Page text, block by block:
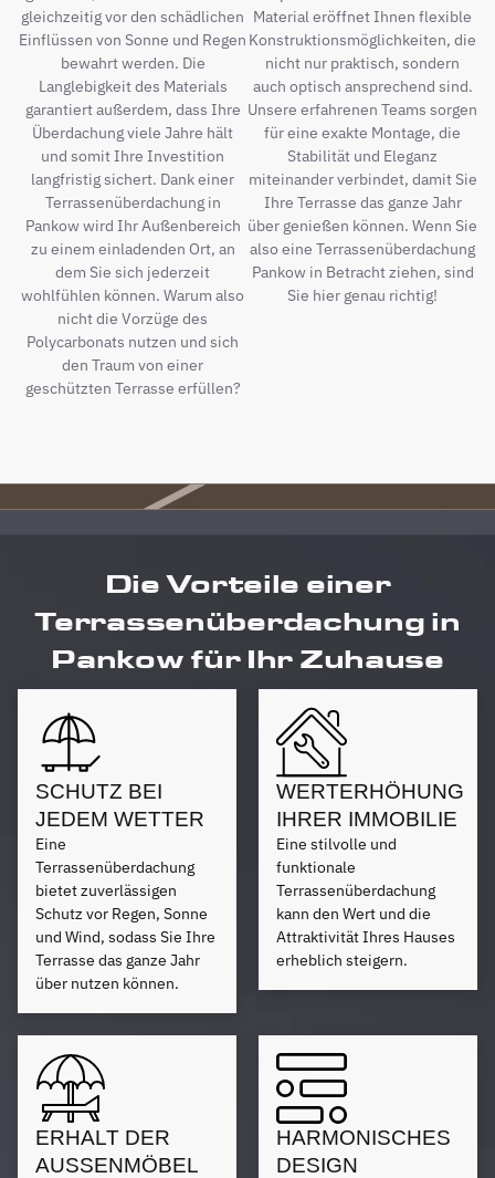
gleichzeitig vor den schädlichen
Einflüssen von Sonne und Regen
bewahrt werden. Die
Langlebigkeit des Materials
garantiert außerdem, dass Ihre
Überdachung viele Jahre hält
und somit Ihre Investition
langfristig sichert. Dank einer
Terrassenüberdachung in
Pankow wird Ihr Außenbereich
zu einem einladenden Ort, an
dem Sie sich jederzeit
wohlfühlen können. Warum also
nicht die Vorzüge des
Polycarbonats nutzen und sich
den Traum von einer
geschützten Terrasse erfüllen?
Material eröffnet Ihnen flexible
Konstruktionsmöglichkeiten, die
nicht nur praktisch, sondern
auch optisch ansprechend sind.
Unsere erfahrenen Teams sorgen
für eine exakte Montage, die
Stabilität und Eleganz
miteinander verbindet, damit Sie
Ihre Terrasse das ganze Jahr
über genießen können. Wenn Sie
also eine Terrassenüberdachung
Pankow in Betracht ziehen, sind
Sie hier genau richtig!
Die Vorteile einer
Terrassenüberdachung in
Pankow für Ihr Zuhause
SCHUTZ BEI
JEDEM WETTER
Eine
Terrassenüberdachung
bietet zuverlässigen
Schutz vor Regen, Sonne
und Wind, sodass Sie Ihre
Terrasse das ganze Jahr
über nutzen können.
WERTERHÖHUNG
IHRER IMMOBILIE
Eine stilvolle und
funktionale
Terrassenüberdachung
kann den Wert und die
Attraktivität Ihres Hauses
erheblich steigern.
ERHALT DER
AUSSENMÖBEL
HARMONISCHES
DESIGN